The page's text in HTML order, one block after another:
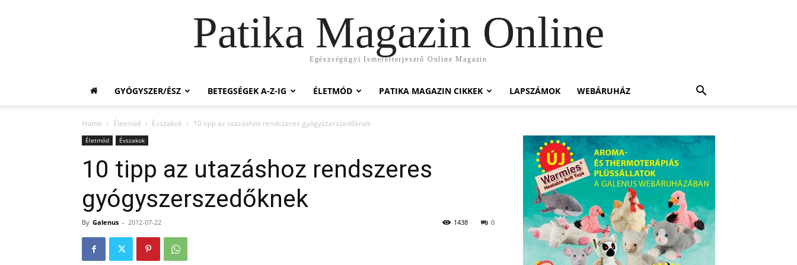
Patika Magazin Online
Egészségügyi Ismeretterjesztő Online Magazin
GYÓGYSZER/ÉSZ BETEGSÉGEK A-Z-IG ÉLETMÓD PATIKA MAGAZIN CIKKEK LAPSZÁMOK WEBÁRUHÁZ
Home Életmód Évszakok 10 tipp az utazáshoz rendszeres gyógyszerszedőknek
Életmód Évszakok
10 tipp az utazáshoz rendszeres
gyógyszerszedőknek
By Galenus - 2012-07-22 0
1438